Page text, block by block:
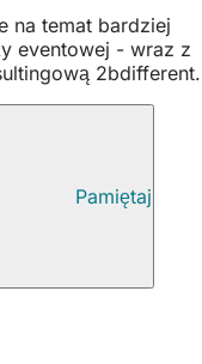
na temat bardziej
eventowej - wraz z
2bdifferent.
Pamiętaj